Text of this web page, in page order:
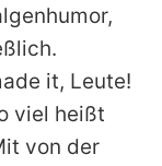
it, Leute!
viel heißt
von der